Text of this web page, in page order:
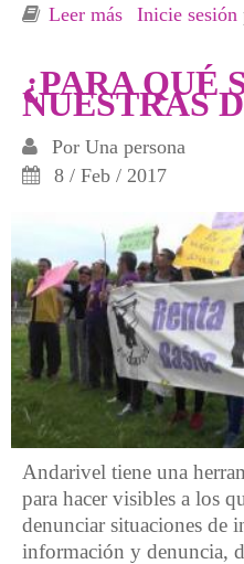
Leer más sobre Charla
Inicie sesión
¿PARA QUÉ
NUESTRAS
Por Una persona
8 / Feb / 2017
Andarivel tiene una
para hacer visibles a los
denunciar situaciones de
información y denuncia,